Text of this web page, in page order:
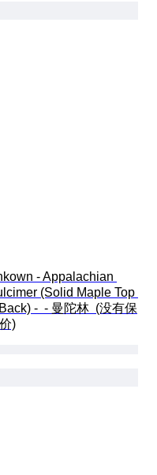
- Appalachian
(Solid Maple Top
-  - 曼陀林  (没有保
)